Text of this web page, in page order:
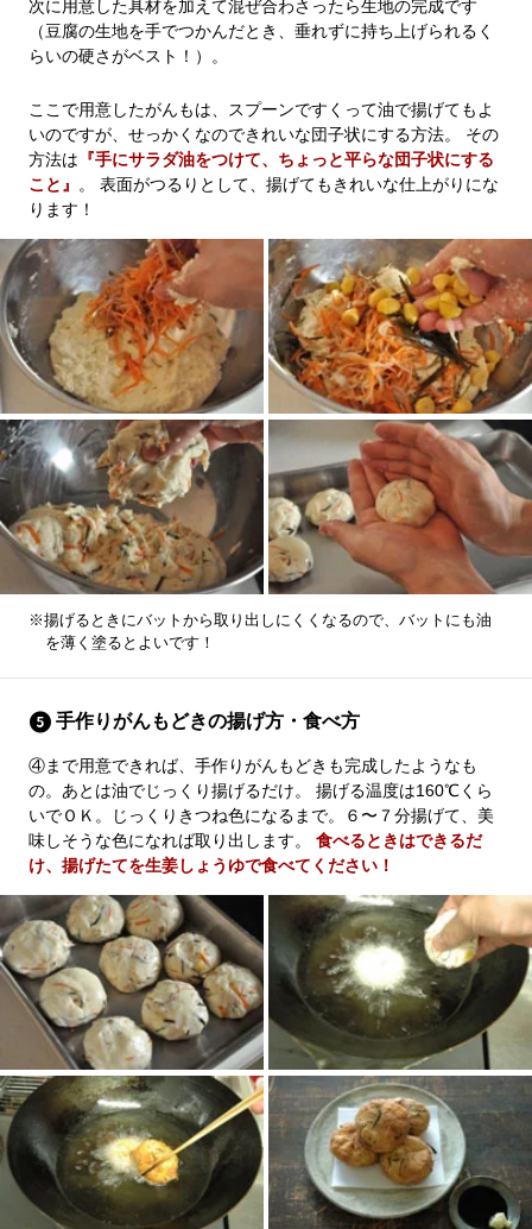
次に用意した具材を加えて混ぜ合わさったら生地の完成です
（豆腐の生地を手でつかんだとき、垂れずに持ち上げられるく
らいの硬さがベスト！）。
ここで用意したがんもは、スプーンですくって油で揚げてもよ
いのですが、せっかくなのできれいな団子状にする方法。 その
方法は 『手にサラダ油をつけて、ちょっと平らな団子状にする
こと』
。 表面がつるりとして、揚げてもきれいな仕上がりにな
ります！
※揚げるときにバットから取り出しにくくなるので、バットにも油
を薄く塗るとよいです！
手作りがんもどきの揚げ方・食べ方
④まで用意できれば、手作りがんもどきも完成したようなも
の。あとは油でじっくり揚げるだけ。 揚げる温度は160℃くら
いでＯＫ。じっくりきつね色になるまで。６〜７分揚げて、美
味しそうな色になれば取り出します。 食べるときはできるだ
け、揚げたてを生姜しょうゆで食べてください！